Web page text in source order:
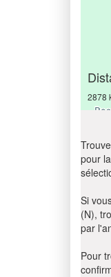
2878
pour
Si
(N),
par
Pour